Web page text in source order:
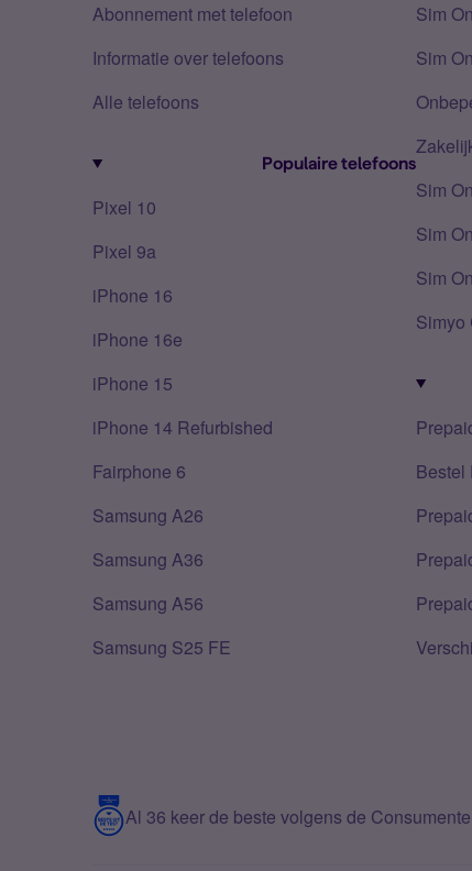
Abonnement met telefoon
Informatie over telefoons
Alle telefoons
Populaire telefoons
Pixel 10
Pixel 9a
iPhone 16
iPhone 16e
iPhone 15
iPhone 14 Refurbished
Fairphone 6
Samsung A26
Samsung A36
Samsung A56
Samsung S25 FE
Sim
Sim
Sim
Sim
Sim
Simyo
Bestel
Al 36 keer de beste volgens de